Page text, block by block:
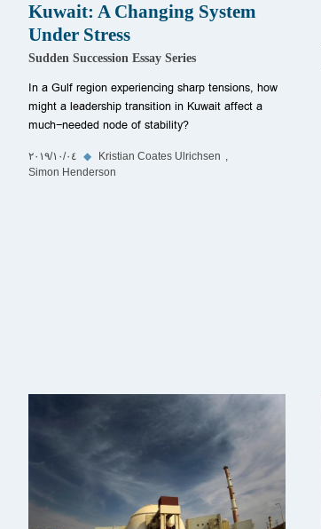
Kuwait: A Changing System
Under Stress
Sudden Succession Essay Series
In a Gulf region experiencing sharp tensions, how
might a leadership transition in Kuwait affect a
much-needed node of stability?
٠٤‏/١٠‏/٢٠١٩ ◆
Kristian Coates Ulrichsen
Simon Henderson